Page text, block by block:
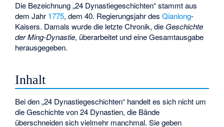
Die Bezeichnung „24 Dynastiegeschichten“ stammt aus
dem Jahr 1775, dem 40. Regierungsjahr desQianlong-
Kaisers. Damals wurde die letzte Chronik, die Geschichte
der Ming-Dynastie, überarbeitet und eine Gesamtausgabe
herausgegeben.
Inhalt
Bei den „24 Dynastiegeschichten“ handelt es sich nicht um
die Geschichte von 24 Dynastien, die Bände
überschneiden sich vielmehr manchmal. Sie geben